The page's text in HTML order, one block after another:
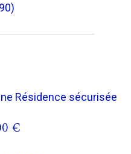
Résidence sécurisée
€